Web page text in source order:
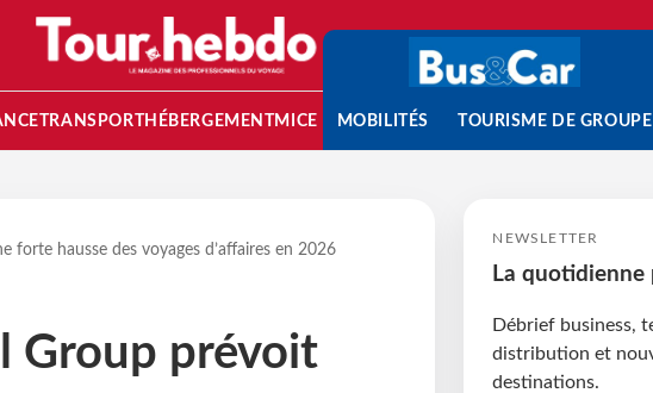
TRANSPORT HÉBERGEMENTMICE MOBILITÉS TOURISME DE GROUPE
forte hausse des voyages d’affaires en 2026
Group prévoit
NEWSLETTER
La quotidienne
Débrief business,
distribution et
destinations.